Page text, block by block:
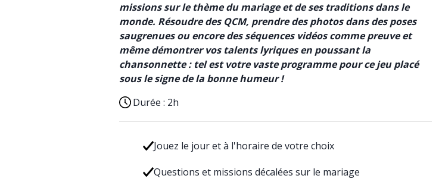
missions sur le thème du mariage et de ses traditions dans le
monde. Résoudre des QCM, prendre des photos dans des poses
saugrenues ou encore des séquences vidéos comme preuve et
même démontrer vos talents lyriques en poussant la
chansonnette : tel est votre vaste programme pour ce jeu placé
sous le signe de la bonne humeur !
Durée : 2h
Jouez le jour et à l'horaire de votre choix
Questions et missions décalées sur le mariage